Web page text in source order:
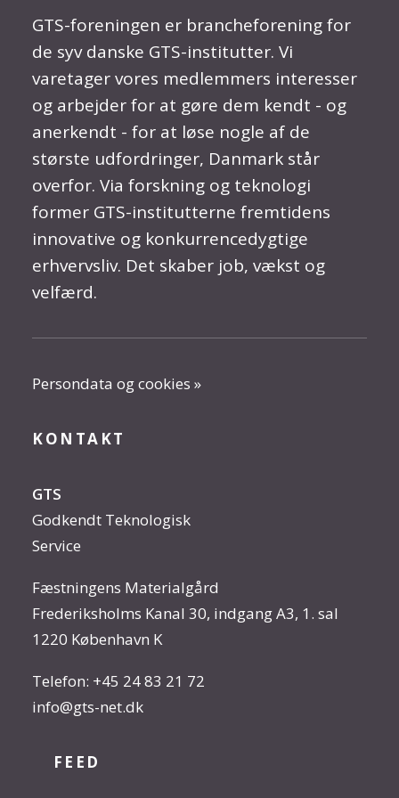
GTS-foreningen er brancheforening for
de syv danske GTS-institutter. Vi
varetager vores medlemmers interesser
og arbejder for at gøre dem kendt - og
anerkendt - for at løse nogle af de
største udfordringer, Danmark står
overfor. Via forskning og teknologi
former GTS-institutterne fremtidens
innovative og konkurrencedygtige
erhvervsliv. Det skaber job, vækst og
velfærd.
Persondata og cookies »
KONTAKT
GTS
Godkendt Teknologisk
Service
Fæstningens Materialgård
Frederiksholms Kanal 30, indgang A3, 1. sal
1220 København K
Telefon: +45 24 83 21 72
info@gts-net.dk
FEED